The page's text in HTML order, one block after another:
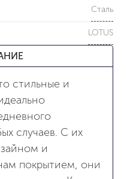
Сталь
LOTUS
стильные и
случаев. С их
и
покрытием, они